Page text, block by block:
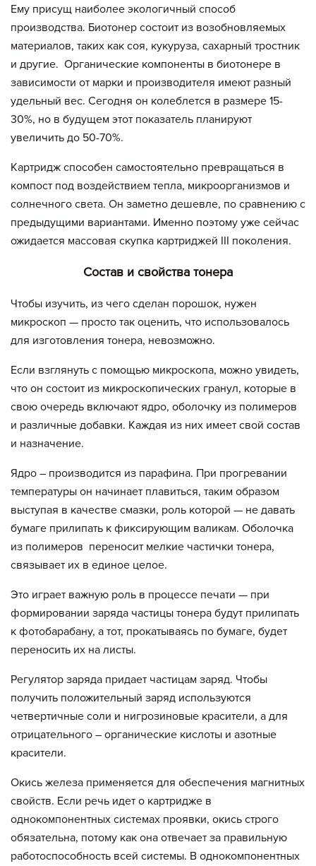
Ему присущ наиболее экологичный способ
производства. Биотонер состоит из возобновляемых
материалов, таких как соя, кукуруза, сахарный тростник
и другие. Органические компоненты в биотонере в
зависимости от марки и производителя имеют разный
удельный вес. Сегодня он колеблется в размере 15-
30%, но в будущем этот показатель планируют
увеличить до 50-70%.
Картридж способен самостоятельно превращаться в
компост под воздействием тепла, микроорганизмов и
солнечного света. Он заметно дешевле, по сравнению с
предыдущими вариантами. Именно поэтому уже сейчас
ожидается массовая скупка картриджей III поколения.
Состав и свойства тонера
Чтобы изучить, из чего сделан порошок, нужен
микроскоп — просто так оценить, что использовалось
для изготовления тонера, невозможно.
Если взглянуть с помощью микроскопа, можно увидеть,
что он состоит из микроскопических гранул, которые в
свою очередь включают ядро, оболочку из полимеров
и различные добавки. Каждая из них имеет свой состав
и назначение.
Ядро – производится из парафина. При прогревании
температуры он начинает плавиться, таким образом
выступая в качестве смазки, роль которой — не давать
бумаге прилипать к фиксирующим валикам. Оболочка
из полимеров переносит мелкие частички тонера,
связывает их в единое целое.
Это играет важную роль в процессе печати — при
формировании заряда частицы тонера будут прилипать
к фотобарабану, а тот, прокатываясь по бумаге, будет
переносить их на листы.
Регулятор заряда придает частицам заряд. Чтобы
получить положительный заряд используются
четвертичные соли и нигрозиновые красители, а для
отрицательного – органические кислоты и азотные
красители.
Окись железа применяется для обеспечения магнитных
свойств. Если речь идет о картридже в
однокомпонентных системах проявки, окись строго
обязательна, потому как она отвечает за правильную
работоспособность всей системы. В однокомпонентных